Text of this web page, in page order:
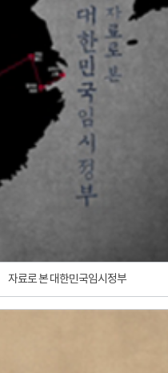
자료로 본 대한민국임시정부